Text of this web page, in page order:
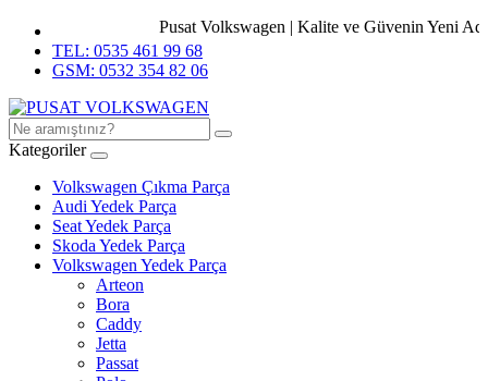
Pusat Volkswagen | Kalite ve Güvenin Yeni
TEL: 0535 461 99 68
GSM: 0532 354 82 06
Kategoriler
Volkswagen Çıkma Parça
Audi Yedek Parça
Seat Yedek Parça
Skoda Yedek Parça
Volkswagen Yedek Parça
Arteon
Bora
Caddy
Jetta
Passat